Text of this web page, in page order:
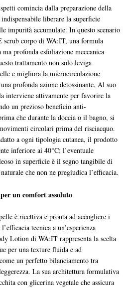
comincia dalla preparazione della
liberare la superficie
impurità accumulate. In questo scenario
scrub corpo di WA:IT, una formula
profonda esfoliazione meccanica
trattamento non solo leviga
e migliora la microcircolazione
profonda azione detossinante. Al suo
interviene attivamente per favorire la
un prezioso beneficio anti-
che durante la doccia o il bagno, si
circolari prima del risciacquo.
a ogni tipologia cutanea, il prodotto
inferiore ai 40°C; l’eventuale
in superficie è il segno tangibile di
che non ne pregiudica l’efficacia.
un comfort assoluto
è ricettiva e pronta ad accogliere i
tecnica a un’esperienza
Lotion di WA:IT rappresenta la scelta
per una texture fluida e ad
un perfetto bilanciamento tra
La sua architettura formulativa
con glicerina vegetale che assicura